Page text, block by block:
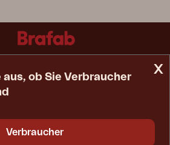
x
aus, ob Sie Verbraucher
Verbraucher